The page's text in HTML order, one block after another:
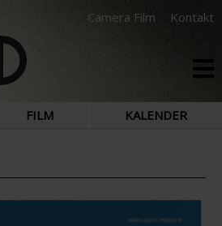
Camera Film Kontakt
FILM KALENDER